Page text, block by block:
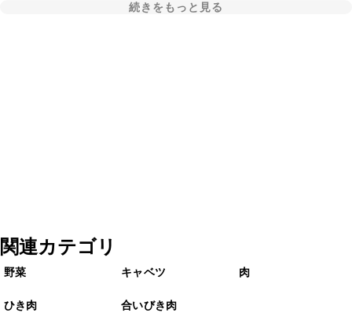
続きをもっと見る
関連カテゴリ
野菜 キャベツ 肉
ひき肉
合いびき肉